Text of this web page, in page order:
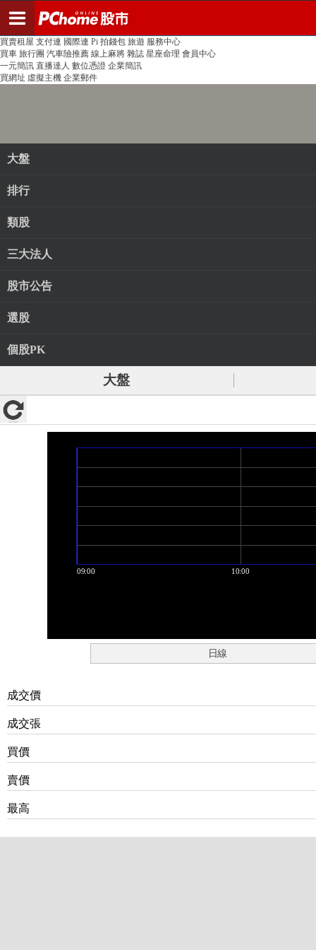
PChome首頁 線上購物 24h購物 書店
買賣租屋 支付連 國際連 Pi 拍錢包 旅遊 服務中心
買車 旅行團 汽車險推薦 線上麻將 雜誌 星座命理 會員中心
一元簡訊 直播達人 數位憑證 企業簡訊
買網址 虛擬主機 企業郵件
大盤
排行
類股
三大法人
股市公告
選股
個股PK
大盤
日線
成交價
成交張
買價
賣價
最高